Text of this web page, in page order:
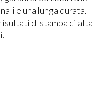
e una lunga durata.
di stampa di alta